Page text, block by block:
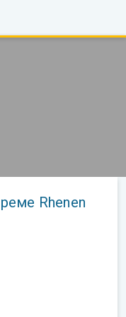
Rhenen